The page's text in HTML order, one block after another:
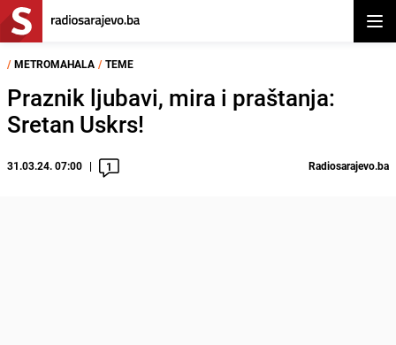
/ METROMAHALA / TEME
Praznik ljubavi, mira i praštanja:
Sretan Uskrs!
31.03.24. 07:00 1 Radiosarajevo.ba